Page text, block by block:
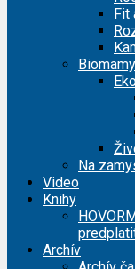
Fit
Biomamy
Na
Video
Knihy
Archív